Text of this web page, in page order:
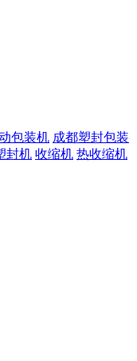
包装机 成都塑封包装
封机 收缩机 热收缩机